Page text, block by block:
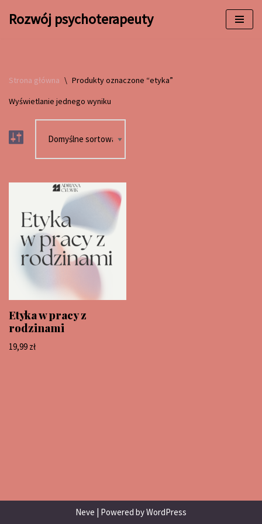
Rozwój psychoterapeuty
Strona główna \ Produkty oznaczone “etyka”
Wyświetlanie jednego wyniku
Etyka w pracy z
rodzinami
19,99 zł
Neve | Powered byWordPress